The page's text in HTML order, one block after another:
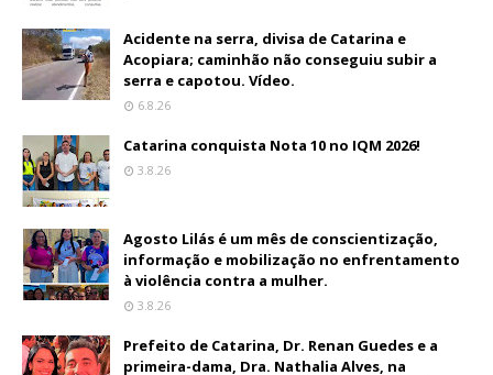
Acidente na serra, divisa de Catarina e
Acopiara; caminhão não conseguiu subir a
serra e capotou. Vídeo.
6.8.26
Catarina conquista Nota 10 no IQM 2026!
3.8.26
Agosto Lilás é um mês de conscientização,
informação e mobilização no enfrentamento
à violência contra a mulher.
3.8.26
Prefeito de Catarina, Dr. Renan Guedes e a
primeira-dama, Dra. Nathalia Alves, na